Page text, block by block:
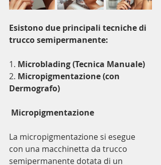
Esistono due principali tecniche di
trucco semipermanente:
1. Microblading (Tecnica Manuale)
2. Micropigmentazione (con
Dermografo)
Micropigmentazione
La micropigmentazione si esegue
con una macchinetta da trucco
semipermanente dotata di un